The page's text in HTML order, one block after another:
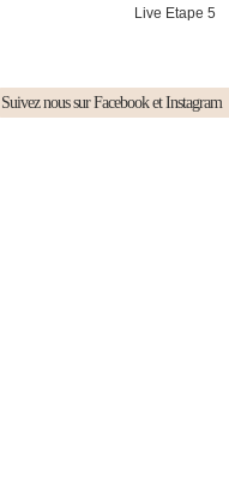
Live Etape 5
Suivez nous sur Facebook et Instagram